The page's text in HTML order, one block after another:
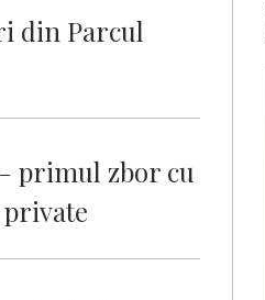
din Parcul
primul zbor cu